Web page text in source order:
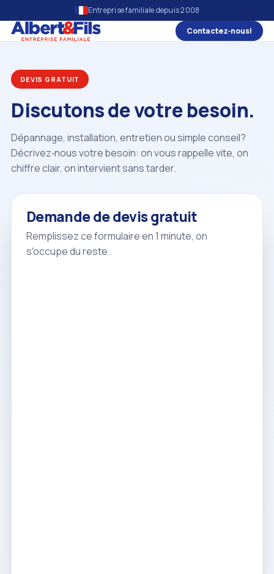
Entreprise familiale depuis 2008
Contactez‑nous!
DEVIS GRATUIT
Discutons de votre besoin.
Dépannage, installation, entretien ou simple conseil?
Décrivez‑nous votre besoin: on vous rappelle vite, on
chiffre clair, on intervient sans tarder.
Demande de devis gratuit
Remplissez ce formulaire en 1 minute, on
s'occupe du reste.